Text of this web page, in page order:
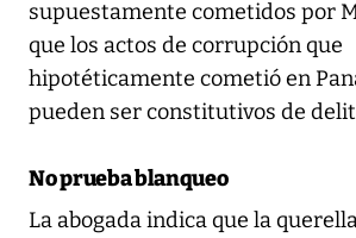
supuestamente cometidos por
que los actos de corrupción que
hipotéticamente cometió en
pueden ser constitutivos de
No prueba blanqueo
La abogada indica que la